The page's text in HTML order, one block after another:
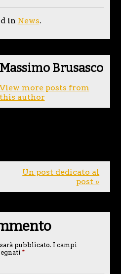
in News.
Massimo Brusasco
View more posts from
this author
Un post dedicato al
post »
pubblicato. I campi
*